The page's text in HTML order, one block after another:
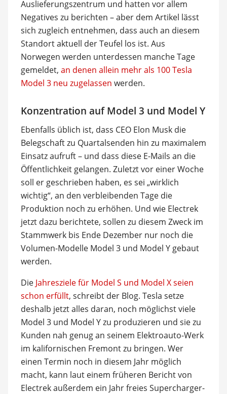
Auslieferungszentrum und hatten vor allem
Negatives zu berichten – aber dem Artikel lässt
sich zugleich entnehmen, dass auch an diesem
Standort aktuell der Teufel los ist. Aus
Norwegen werden unterdessen manche Tage
gemeldet, an denen allein mehr als 100 Tesla
Model 3 neu zugelassen werden.
Konzentration auf Model 3 und Model Y
Ebenfalls üblich ist, dass CEO Elon Musk die
Belegschaft zu Quartalsenden hin zu maximalem
Einsatz aufruft – und dass diese E-Mails an die
Öffentlichkeit gelangen. Zuletzt vor einer Woche
soll er geschrieben haben, es sei „wirklich
wichtig“, an den verbleibenden Tage die
Produktion noch zu erhöhen. Und wie Electrek
jetzt dazu berichtete, sollen zu diesem Zweck im
Stammwerk bis Ende Dezember nur noch die
Volumen-Modelle Model 3 und Model Y gebaut
werden.
Die Jahresziele für Model S und Model X seien
schon erfüllt, schreibt der Blog. Tesla setze
deshalb jetzt alles daran, noch möglichst viele
Model 3 und Model Y zu produzieren und sie zu
Kunden nah genug an seinem Elektroauto-Werk
im kalifornischen Fremont zu bringen. Wer
einen Termin noch in diesem Jahr möglich
macht, kann laut einem früheren Bericht von
Electrek außerdem ein Jahr freies Supercharger-